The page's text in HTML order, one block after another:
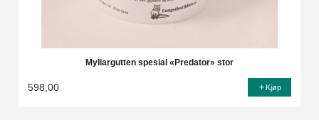
Myllargutten spesial «Predator» stor
598,00 Kjøp